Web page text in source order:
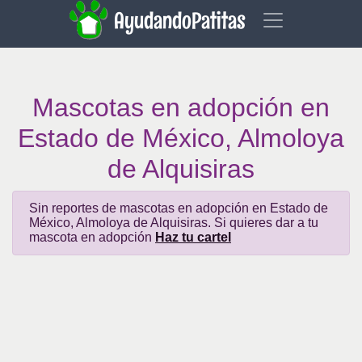
AyudandoPatitas
Mascotas en adopción en
Estado de México, Almoloya
de Alquisiras
Sin reportes de mascotas en adopción en Estado de
México, Almoloya de Alquisiras. Si quieres dar a tu
mascota en adopción Haz tu cartel